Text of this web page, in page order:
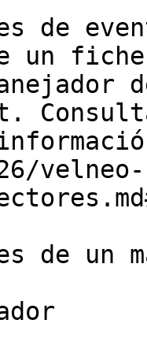
de
un
velneo-
de un